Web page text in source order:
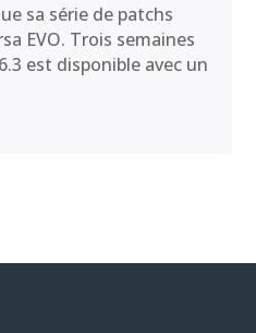
sa série de patchs
EVO. Trois semaines
est disponible avec un